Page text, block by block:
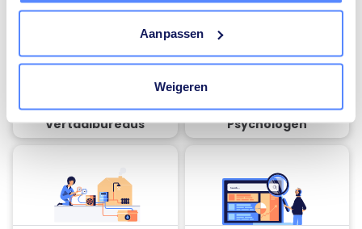
Aanpassen
Weigeren
Relatietherapeuten Tekstschrijvers
Vertaalbureaus Psychologen